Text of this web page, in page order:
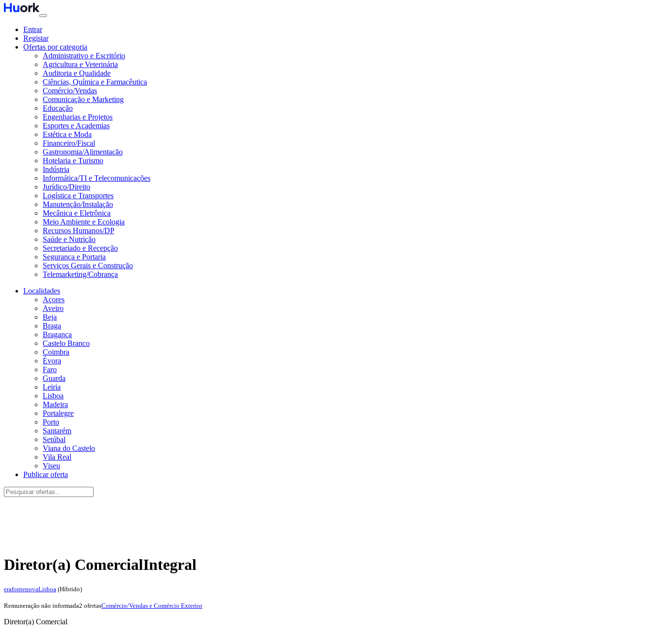
Entrar
Registar
Ofertas por categoria
Administrativo e Escritório
Agricultura e Veterinária
Auditoria e Qualidade
Ciências, Química e Farmacêutica
Comércio/Vendas
Comunicação e Marketing
Educação
Engenharias e Projetos
Esportes e Academias
Estética e Moda
Financeiro/Fiscal
Gastronomia/Alimentação
Hotelaria e Turismo
Indústria
Informática/TI e Telecomunicações
Jurídico/Direito
Logística e Transportes
Manutenção/Instalação
Mecânica e Eletrônica
Meio Ambiente e Ecologia
Recursos Humanos/DP
Saúde e Nutrição
Secretariado e Recepção
Segurança e Portaria
Serviços Gerais e Construção
Telemarketing/Cobrança
Localidades
Açores
Aveiro
Beja
Braga
Bragança
Castelo Branco
Coimbra
Évora
Faro
Guarda
Leiria
Lisboa
Madeira
Portalegre
Porto
Santarém
Setúbal
Viana do Castelo
Vila Real
Viseu
Publicar oferta
Diretor(a) ComercialIntegral
erafontenovaLisboa (Híbrido)
Remuneração não informada2 ofertasComércio/Vendas e Comércio Exterior
Diretor(a) Comercial